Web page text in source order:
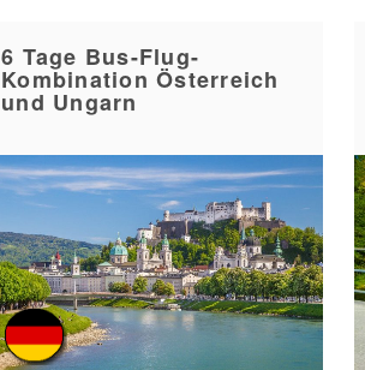
6 Tage Bus-Flug-
Kombination Österreich
und Ungarn